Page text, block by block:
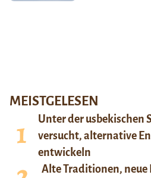
MEISTGELESEN
Unter der usbekischen
versucht, alternative
entwickeln
Alte Traditionen, neue